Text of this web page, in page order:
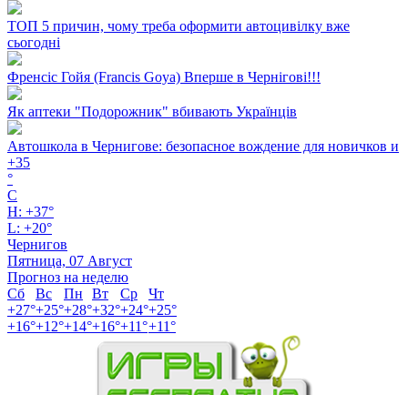
ТОП 5 причин, чому треба оформити автоцивілку вже
сьогодні
Френсіс Гойя (Francis Goya) Вперше в Чернігові!!!
Як аптеки "Подорожник" вбивають Українців
Автошкола в Чернигове: безопасное вождение для новичков и
+35
°
C
H: +37°
L: +20°
Чернигов
Пятница, 07 Август
Прогноз на неделю
Сб
Вс Пн Вт Ср
Чт
+27°+25°+28°+32°+24°+25°
+16°+12°+14°+16°+11°+11°